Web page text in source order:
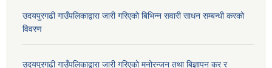
उदयपुरगढी गाउँपलिकाद्वारा जारी गरिएको बिभिन्न सवारी साधन सम्बन्धी करको
विवरण
उदयपुरगढी गाउँपलिकाद्वारा जारी गरिएको मनोरन्जन तथा बिज्ञापन कर र